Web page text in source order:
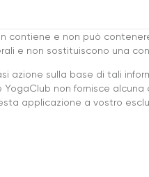
contiene e non può
e non sostituiscono una
azione sulla base di tali
non fornisce
applicazione a vostro